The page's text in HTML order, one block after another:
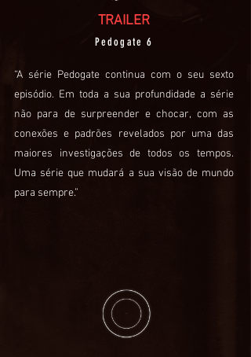
TRAILER
Pedogate 6
“A série Pedogate continua com o seu sexto
episódio. Em toda a sua profundidade a série
não para de surpreender e chocar, com as
conexões e padrões revelados por uma das
maiores investigações de todos os tempos.
Uma série que mudará a sua visão de mundo
para sempre.”